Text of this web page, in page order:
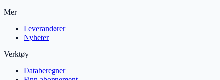
Mer
Leverandører
Nyheter
Verktøy
Databeregner